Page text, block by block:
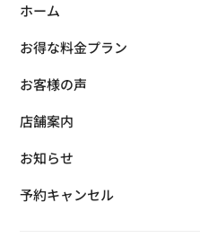
ホーム
お得な料金プラン
お客様の声
店舗案内
お知らせ
予約キャンセル